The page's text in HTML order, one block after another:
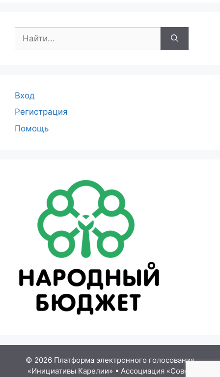
Вход
Регистрация
Помощь
© 2026 Платформа электронного голосования
«Инициативы Карелии» • Ассоциация «Совет